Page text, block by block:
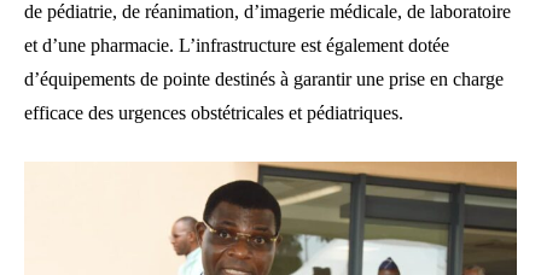
de pédiatrie, de réanimation, d’imagerie médicale, de laboratoire
et d’une pharmacie. L’infrastructure est également dotée
d’équipements de pointe destinés à garantir une prise en charge
efficace des urgences obstétricales et pédiatriques.